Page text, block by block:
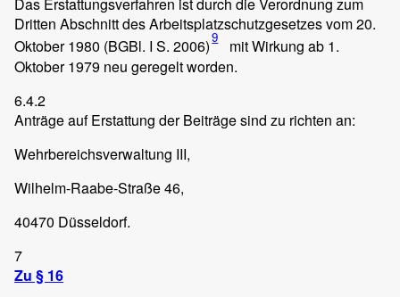
Das Erstattungsverfahren ist durch die Verordnung zum
Dritten Abschnitt des Arbeitsplatzschutzgesetzes vom 20.
Oktober 1980 (BGBl. I S. 2006)9
mit Wirkung ab 1.
Oktober 1979 neu geregelt worden.
6.4.2
Anträge auf Erstattung der Beiträge sind zu richten an:
Wehrbereichsverwaltung III,
Wilhelm-Raabe-Straße 46,
40470 Düsseldorf.
7
Zu § 16